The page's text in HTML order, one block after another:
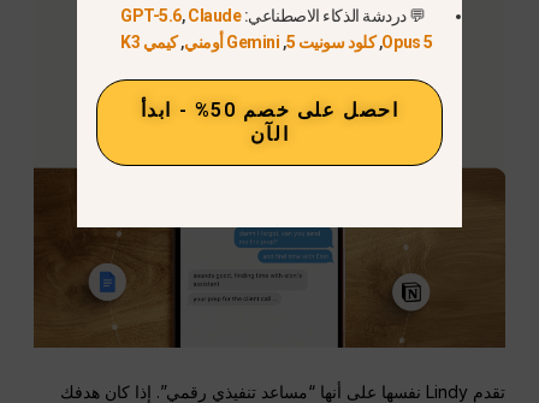
تقدم Lindy نفسها على أنها “مساعد تنفيذي رقمي”. إذا كان هدفك
💬 دردشة الذكاء الاصطناعي: GPT-5.6,Claude
Opus 5
,كلود سونيت 5 , Gemini أومني ,كيمي K3
احصل على خصم 50% - ابدأ
الآن